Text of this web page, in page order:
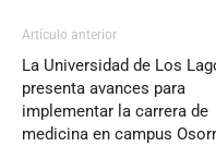
Artículo anterior
La Universidad de Los
presenta avances para
implementar la carrera de
medicina en campus